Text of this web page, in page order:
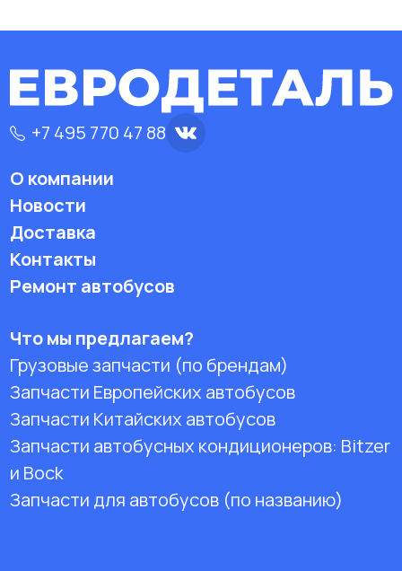
+7 495 770 47 88
О компании
Новости
Доставка
Контакты
Ремонт автобусов
Что мы предлагаем?
Грузовые запчасти (по брендам)
Запчасти Европейских автобусов
Запчасти Китайских автобусов
Запчасти автобусных кондиционеров: Bitzer
и Bock
Запчасти для автобусов (по названию)